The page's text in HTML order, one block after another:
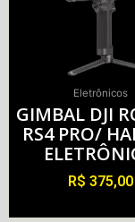
Eletrônicos
GIMBAL DJI
RS4 PRO/
R$ 375,00